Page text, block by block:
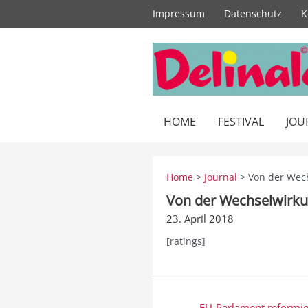
Impressum Datenschutz
HOME FESTIVAL
Home > Journal > Von der
Von der
23. April 2018
[ratings]
Beitragsnavigation